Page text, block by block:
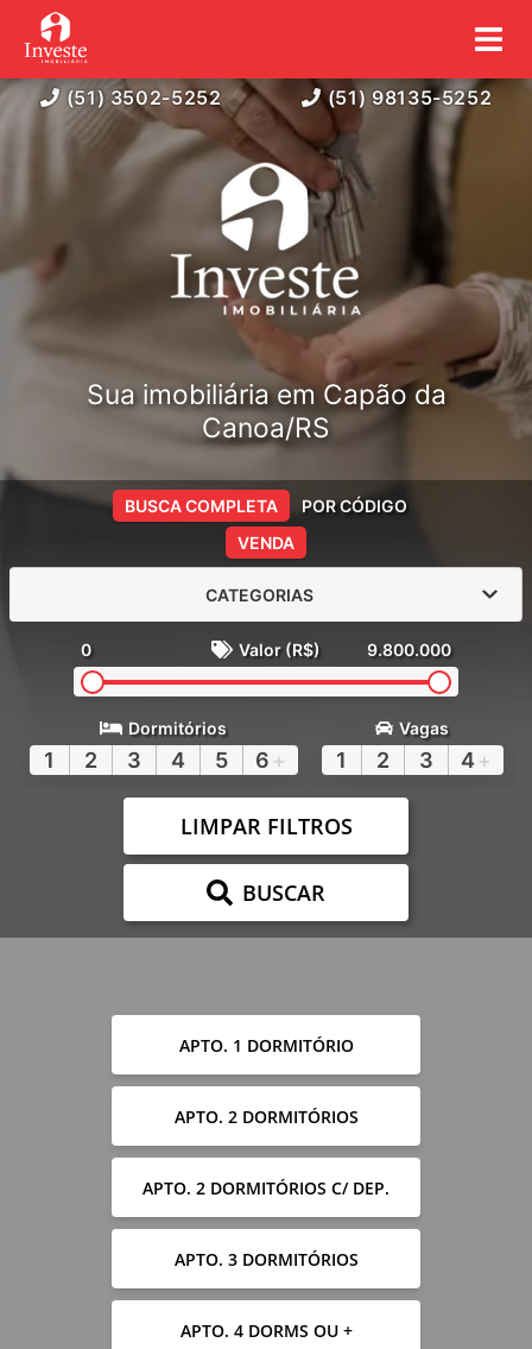
(51) 3502-5252 (51) 98135-5252
Sua imobiliária em Capão da
Canoa/RS
VENDA
BUSCA COMPLETA POR CÓDIGO
CATEGORIAS
0 Valor (R$) 9.800.000
Dormitórios
1 2 3 4 5 6 +
Vagas
1 2 3 4 +
LIMPAR FILTROS
BUSCAR
APTO. 1 DORMITÓRIO
APTO. 2 DORMITÓRIOS
APTO. 2 DORMITÓRIOS C/ DEP.
APTO. 3 DORMITÓRIOS
APTO. 4 DORMS OU +